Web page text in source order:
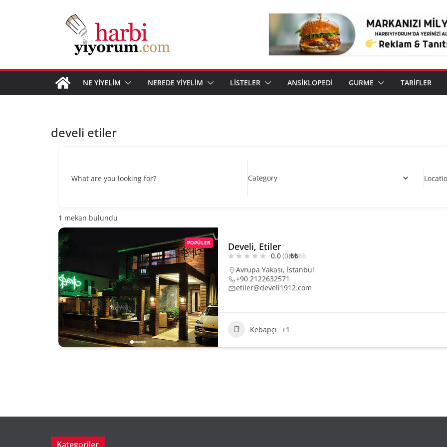
NE YİYELİM NEREDE YİYELİM LİSTELER ANSİKLOPEDİ GURME TARİFLER
develi etiler
What are you looking for? Category
1 mekan bulundu
POPÜLER Develi, Etiler
0.0(0)₺₺₺₺
Avrupa Yakası, İstanbul
+90 2122632571
etiler@develi1912.com
Kebapçı +1
Kategoriler